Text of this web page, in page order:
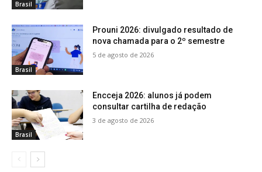
Brasil
Brasil
Prouni 2026: divulgado resultado de
nova chamada para o 2º semestre
5 de agosto de 2026
Brasil
Encceja 2026: alunos já podem
consultar cartilha de redação
3 de agosto de 2026